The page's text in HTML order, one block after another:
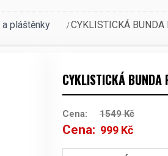
pláštěnky CYKLISTICKÁ BUNDA
CYKLISTICKÁ BUNDA
Cena: 1549Kč
Cena: Původní
cena
999 Kč
cena